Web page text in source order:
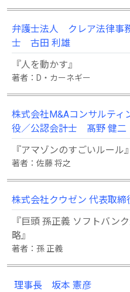
弁護士法人 クレア法律事
士 古田 利雄
『人を動かす』
著者：D・カーネギー
株式会社M&Aコンサルティ
役／公認会計士 髙野 健二
『アマゾンのすごいルール』
著者：佐藤 将之
株式会社クウゼン 代表取
『巨頭 孫正義 ソフトバン
略』
著者：孫 正義
理事長 坂本 憲彦